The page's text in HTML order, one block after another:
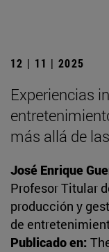
12 | 11 | 2025
Experiencias
más allá de
José Enrique
Profesor Titular
producción y
de
Publicado en: